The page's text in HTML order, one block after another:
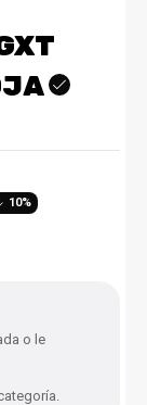
10%
o le